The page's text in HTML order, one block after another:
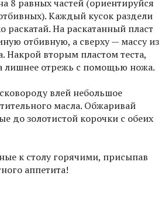
8 равных частей (ориентируйся
Каждый кусок раздели
раскатай. На раскатанный пласт
отбивную, а сверху — массу из
Накрой вторым пластом теста,
лишнее отрежь с помощью ножа.
влей небольшое
масла. Обжаривай
до золотистой корочки с обеих
к столу горячими, присыпав
аппетита!